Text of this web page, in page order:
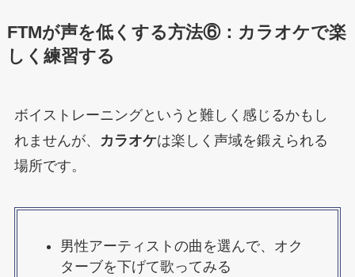
FTMが声を低くする方法⑥：カラオケで楽
しく練習する
ボイストレーニングというと難しく感じるかもし
れませんが、
カラオケは楽しく声域を鍛えられる
場所です。
男性アーティストの曲を選んで、オク
ターブを下げて歌ってみる